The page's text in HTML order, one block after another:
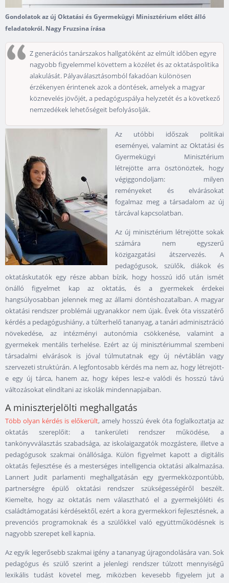
Gondolatok az új Oktatási és Gyermekügyi Minisztérium előtt álló
feladatokról. Nagy Fruzsina írása
Z generációs tanárszakos hallgatóként az elmúlt időben egyre
nagyobb figyelemmel követtem a közélet és az oktatáspolitika
alakulását. Pályaválasztásomból fakadóan különösen
érzékenyen érintenek azok a döntések, amelyek a magyar
köznevelés jövőjét, a pedagóguspálya helyzetét és a következő
nemzedékek lehetőségeit befolyásolják.
Az utóbbi időszak politikai
eseményei, valamint az Oktatási és
Gyermekügyi Minisztérium
létrejötte arra ösztönöztek, hogy
végiggondoljam: milyen
reményeket és elvárásokat
fogalmaz meg a társadalom az új
tárcával kapcsolatban.
Az új minisztérium létrejötte sokak
számára nem egyszerű
közigazgatási átszervezés. A
pedagógusok, szülők, diákok és
oktatáskutatók egy része abban bízik, hogy hosszú idő után ismét
önálló figyelmet kap az oktatás, és a gyermekek érdekei
hangsúlyosabban jelennek meg az állami döntéshozatalban. A magyar
oktatási rendszer problémái ugyanakkor nem újak. Évek óta visszatérő
kérdés a pedagógushiány, a túlterhelő tananyag, a tanári adminisztráció
növekedése, az intézményi autonómia csökkenése, valamint a
gyermekek mentális terhelése. Ezért az új minisztériummal szembeni
társadalmi elvárások is jóval túlmutatnak egy új névtáblán vagy
szervezeti struktúrán. A legfontosabb kérdés ma nem az, hogy létrejött-
e egy új tárca, hanem az, hogy képes lesz-e valódi és hosszú távú
változásokat elindítani az iskolák mindennapjaiban.
A miniszterjelölti meghallgatás
Több olyan kérdés is előkerült, amely hosszú évek óta foglalkoztatja az
oktatás szereplőit: a tankerületi rendszer működése, a
tankönyvválasztás szabadsága, az iskolaigazgatók mozgástere, illetve a
pedagógusok szakmai önállósága. Külön figyelmet kapott a digitális
oktatás fejlesztése és a mesterséges intelligencia oktatási alkalmazása.
Lannert Judit parlamenti meghallgatásán egy gyermekközpontúbb,
partnerségre épülő oktatási rendszer szükségességéről beszélt.
Kiemelte, hogy az oktatás nem választható el a gyermekjóléti és
családtámogatási kérdésektől, ezért a kora gyermekkori fejlesztésnek, a
prevenciós programoknak és a szülőkkel való együttműködésnek is
nagyobb szerepet kell kapnia.
Az egyik legerősebb szakmai igény a tananyag újragondolására van. Sok
pedagógus és szülő szerint a jelenlegi rendszer túlzott mennyiségű
lexikális tudást követel meg, miközben kevesebb figyelem jut a